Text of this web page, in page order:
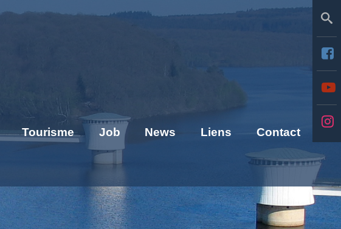
Tourisme Job News Liens Contact